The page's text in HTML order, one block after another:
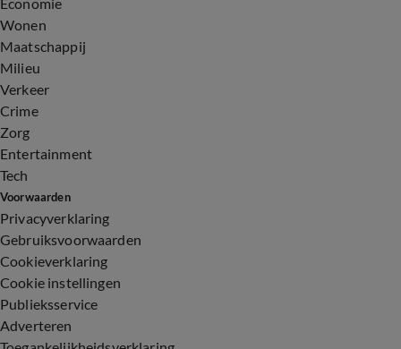
Wonen
Maatschappij
Milieu
Verkeer
Crime
Zorg
Entertainment
Tech
Voorwaarden
Privacyverklaring
Gebruiksvoorwaarden
Cookieverklaring
Cookie instellingen
Publieksservice
Adverteren